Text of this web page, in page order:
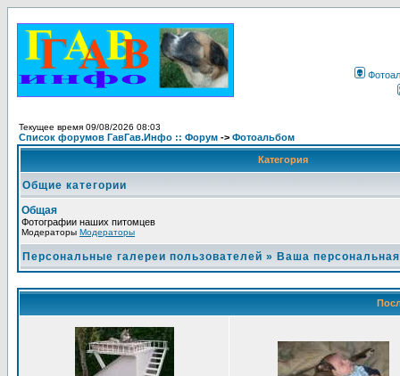
Текущее время 09/08/2026 08:03
Список форумов ГавГав.Инфо :: Форум -> Фотоальбом
Категория
Общие категории
Общая
Фотографии наших питомцев
Модераторы Модераторы
Персональные галереи пользователей » Ваша